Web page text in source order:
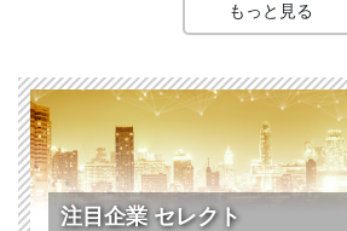
もっと見る
注目企業 セレクト